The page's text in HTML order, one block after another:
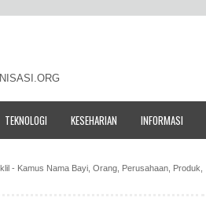
TEKNOLOGI KESEHARIAN INFORMASI
- Kamus Nama Bayi, Orang, Perusahaan, Produk,